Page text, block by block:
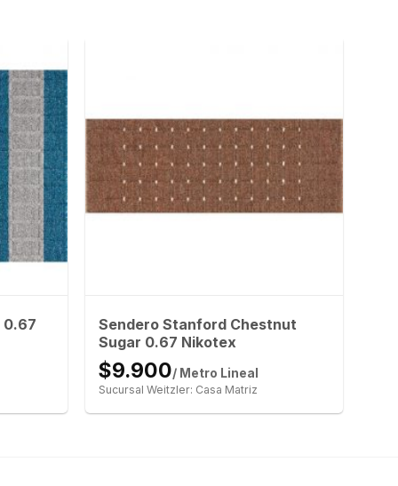
0.67
Sendero Stanford Chestnut
Sugar 0.67 Nikotex
$9.900/ Metro Lineal
Sucursal Weitzler: Casa Matriz